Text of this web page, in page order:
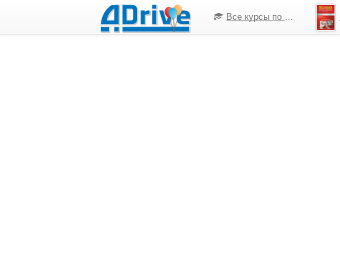
Все курсы по ПДД